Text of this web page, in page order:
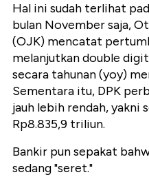
Hal ini sudah terlihat
bulan November saja,
(OJK) mencatat
melanjutkan double
secara tahunan (yoy)
Sementara itu, DPK
jauh lebih rendah, yakni
Rp8.835,9 triliun.
Bankir pun sepakat
sedang "seret."